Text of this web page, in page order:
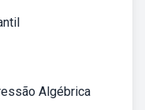
Algébrica